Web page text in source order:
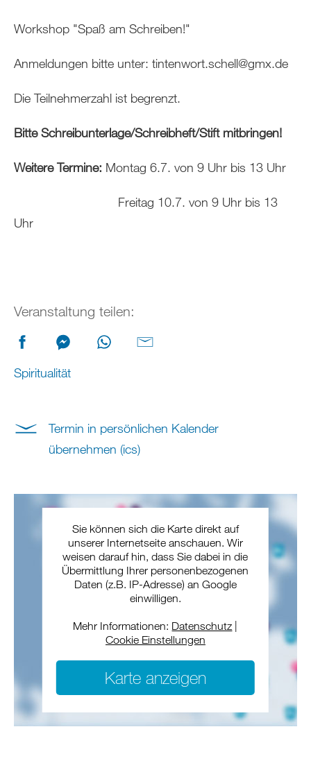
Workshop "Spaß am Schreiben!"
Anmeldungen bitte unter: tintenwort.schell@gmx.de
Die Teilnehmerzahl ist begrenzt.
Bitte Schreibunterlage/Schreibheft/Stift mitbringen!
Weitere Termine: Montag 6.7. von 9 Uhr bis 13 Uhr
Freitag 10.7. von 9 Uhr bis 13
Uhr
Veranstaltung teilen:
Spiritualität
Termin in persönlichen Kalender
übernehmen (ics)
Sie können sich die Karte direkt auf
unserer Internetseite anschauen. Wir
weisen darauf hin, dass Sie dabei in die
Übermittlung Ihrer personenbezogenen
Daten (z.B. IP-Adresse) an Google
einwilligen.
Mehr Informationen: Datenschutz
Cookie Einstellungen
Karte anzeigen